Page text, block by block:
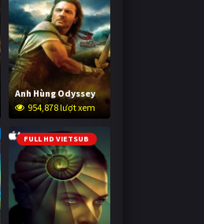
Anh Hùng Odyssey
954,878 lượt xem
FULL HD VIETSUB